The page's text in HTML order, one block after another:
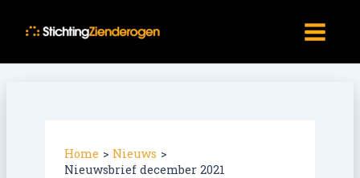
naar
inhoud
Menu
Home
Nieuws
Nieuwsbrief december 2021